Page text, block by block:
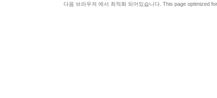
다음 브라우져 에서 최적화 되어있습니다. This page optimized